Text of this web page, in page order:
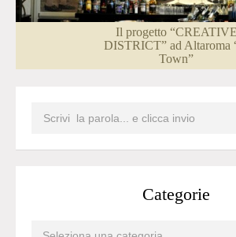
Il progetto “CREATIVE
DISTRICT” ad Altaroma
Town”
Categorie